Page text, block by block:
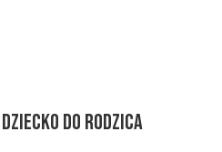
do rodzica